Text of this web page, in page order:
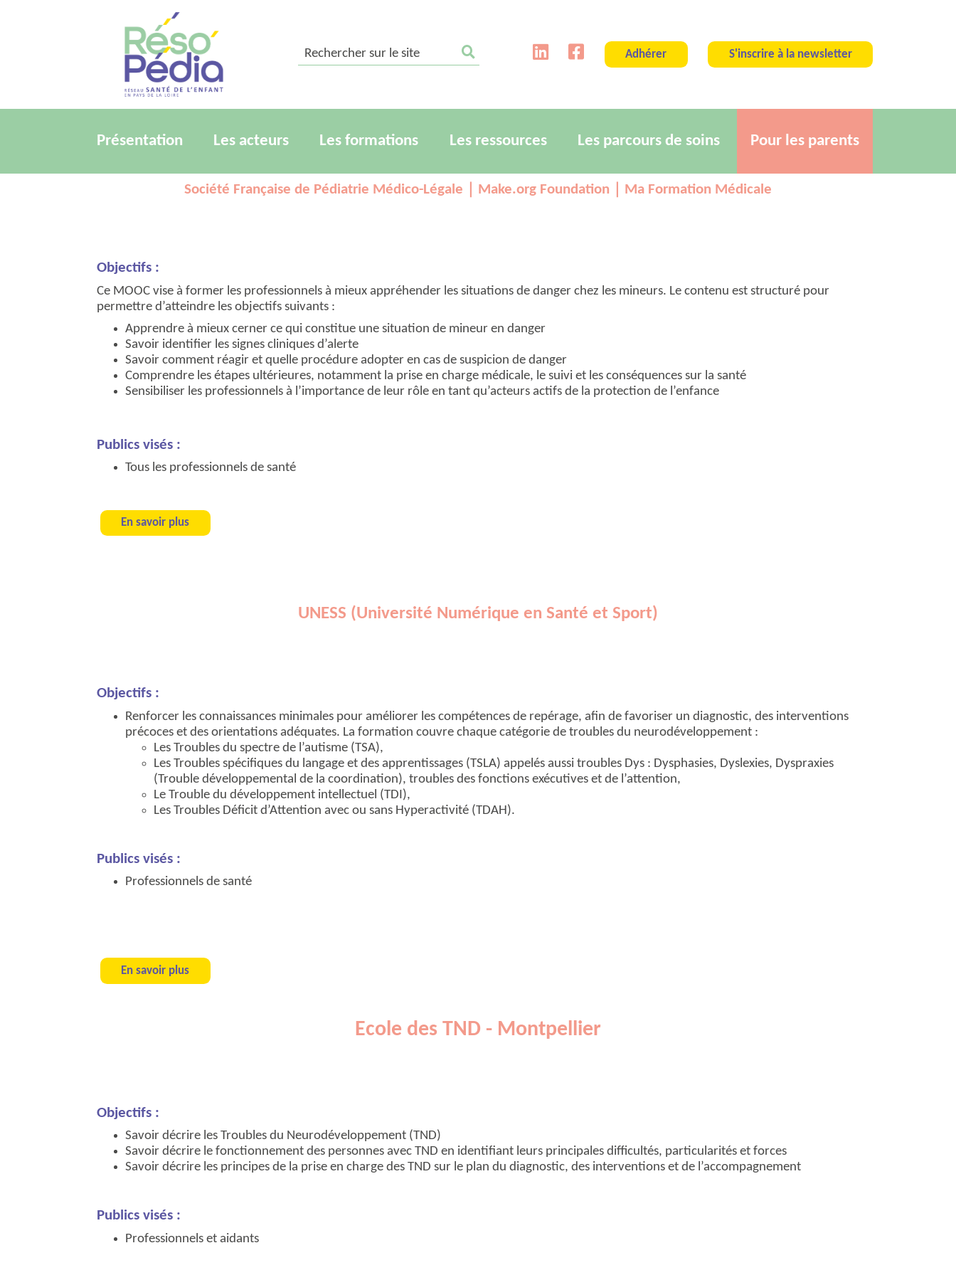
Rechercher sur le site Adhérer S'inscrire à la newsletter
Présentation Les acteurs Les formations Les ressources Les parcours de soins Pour les parents
Société Française de Pédiatrie Médico-Légale｜Make.org Foundation｜Ma Formation Médicale
Objectifs :
Ce MOOC vise à former les professionnels à mieux appréhender les situations de danger chez les mineurs. Le contenu est structuré pour
permettre d’atteindre les objectifs suivants :
Apprendre à mieux cerner ce qui constitue une situation de mineur en danger
Savoir identifier les signes cliniques d’alerte
Savoir comment réagir et quelle procédure adopter en cas de suspicion de danger
Comprendre les étapes ultérieures, notamment la prise en charge médicale, le suivi et les conséquences sur la santé
Sensibiliser les professionnels à l’importance de leur rôle en tant qu’acteurs actifs de la protection de l’enfance
Publics visés :
Tous les professionnels de santé
En savoir plus
UNESS (Université Numérique en Santé et Sport)
Objectifs :
Renforcer les connaissances minimales pour améliorer les compétences de repérage, afin de favoriser un diagnostic, des interventions
précoces et des orientations adéquates. La formation couvre chaque catégorie de troubles du neurodéveloppement :
Les Troubles du spectre de l’autisme (TSA),
Les Troubles spécifiques du langage et des apprentissages (TSLA) appelés aussi troubles Dys : Dysphasies, Dyslexies, Dyspraxies
(Trouble développemental de la coordination), troubles des fonctions exécutives et de l’attention,
Le Trouble du développement intellectuel (TDI),
Les Troubles Déficit d’Attention avec ou sans Hyperactivité (TDAH).
Publics visés :
Professionnels de santé
En savoir plus
Ecole des TND - Montpellier
Objectifs :
Savoir décrire les Troubles du Neurodéveloppement (TND)
Savoir décrire le fonctionnement des personnes avec TND en identifiant leurs principales difficultés, particularités et forces
Savoir décrire les principes de la prise en charge des TND sur le plan du diagnostic, des interventions et de l’accompagnement
Publics visés :
Professionnels et aidants